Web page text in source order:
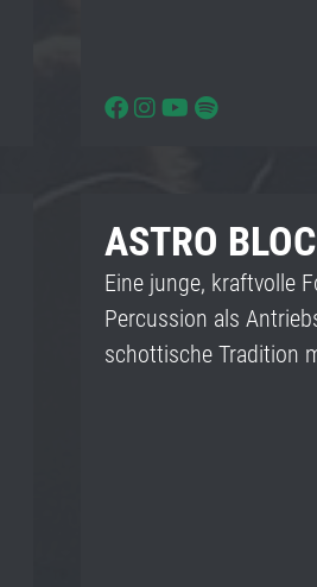
ASTRO BLOC
Eine junge, kraftvolle
Percussion als
schottische Tradition